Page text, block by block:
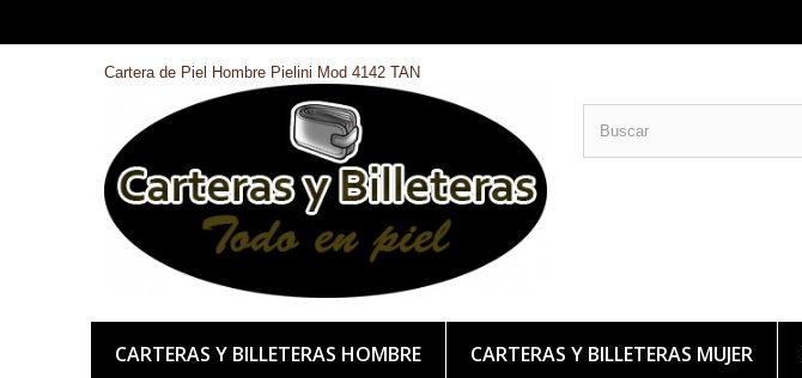
Cartera de Piel Hombre Pielini Mod 4142 TAN
CARTERAS Y BILLETERAS HOMBRE CARTERAS Y BILLETERAS MUJER